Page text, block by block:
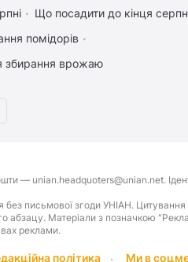
Що посадити до кінця
помідорів
збирання врожаю
unian.headquoters@unian.net.
письмової згоди УНІАН. Цитування
абзацу. Матеріали з позначкою
реклами.
політика Ми в